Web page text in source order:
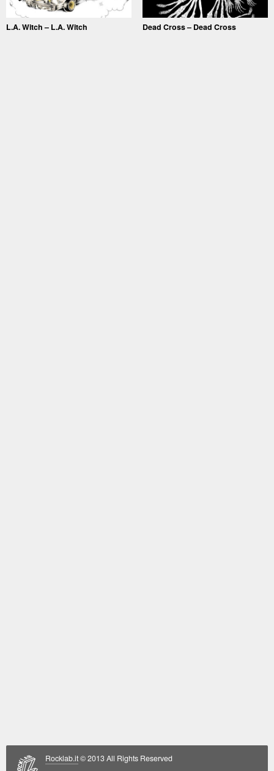
L.A. Witch – L.A. Witch Dead Cross – Dead Cross
Rocklab.it© 2013 All Rights Reserved